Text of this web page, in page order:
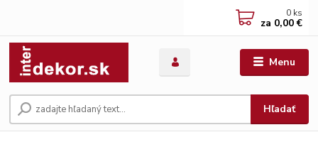
Menu
Hľadať
0 ks
za 0,00 €